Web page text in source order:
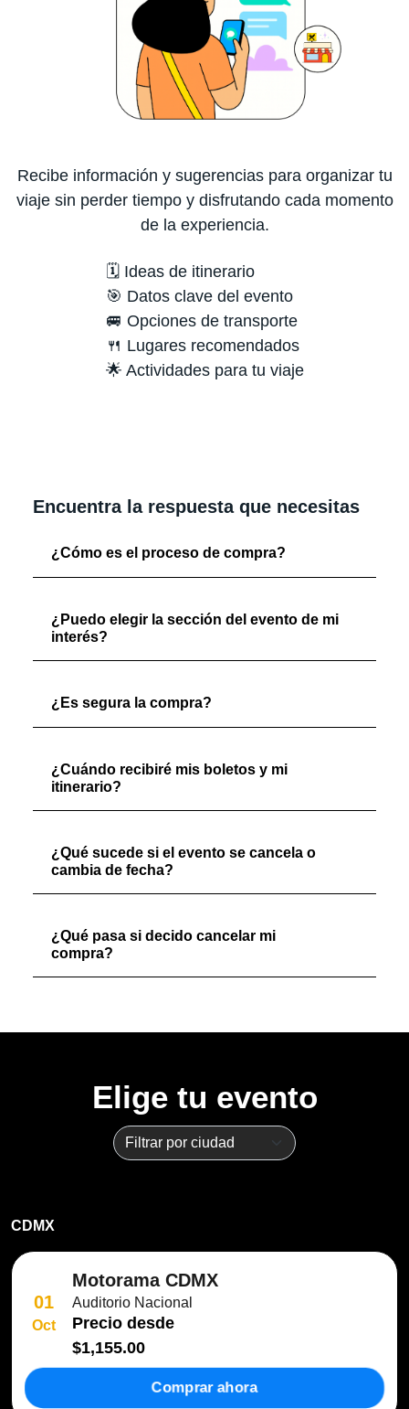
Recibe información y sugerencias para organizar tu
viaje sin perder tiempo y disfrutando cada momento
de la experiencia.
🗓️ Ideas de itinerario
🎯 Datos clave del evento
🚐 Opciones de transporte
🍴 Lugares recomendados
🌟 Actividades para tu viaje
Encuentra la respuesta que necesitas
¿Cómo es el proceso de compra?
¿Puedo elegir la sección del evento de mi
interés?
¿Es segura la compra?
¿Cuándo recibiré mis boletos y mi
itinerario?
¿Qué sucede si el evento se cancela o
cambia de fecha?
¿Qué pasa si decido cancelar mi
compra?
Elige tu evento
CDMX
01
Oct
Motorama CDMX
Auditorio Nacional
Precio desde
$1,155.00
Comprar ahora